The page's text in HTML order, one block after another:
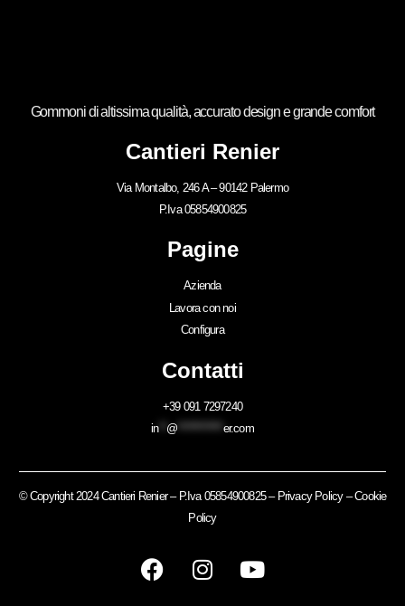
Gommoni di altissima qualità, accurato design e grande comfort
Cantieri Renier
Via Montalbo, 246 A – 90142 Palermo
P.Iva 05854900825
Pagine
Azienda
Lavora con noi
Configura
Contatti
+39 091 7297240
in** @ er.com
© Copyright 2024 Cantieri Renier – P.Iva 05854900825 – Privacy Policy–Cookie
Policy